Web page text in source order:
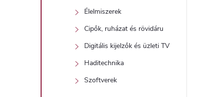
Élelmiszerek
Cipők, ruházat és rövidáru
Digitális kijelzők és üzleti TV
Haditechnika
Szoftverek